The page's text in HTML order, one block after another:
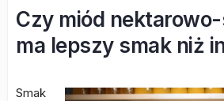
Czy miód
ma lepszy smak niż
Smak